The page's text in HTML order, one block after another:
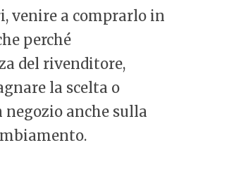
venire a comprarlo in
perché
del rivenditore,
la scelta o
negozio anche sulla